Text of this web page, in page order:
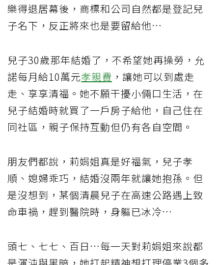
樂得退居幕後，商標和公司自然都是登記兒
子名下，反正將來也是要留給他…
兒子30歲那年結婚了，不希望她再操勞，允
諾每月給10萬元孝親費 ，讓她可以到處走
走、享享清福。她不願干擾小倆口生活，在
兒子結婚時就買了一戶房子給他，自己住在
同社區，親子保持互動但仍有各自空間。
朋友們都說，莉娟姐真是好福氣，兒子孝
順、媳婦乖巧，結婚沒兩年就讓她抱孫。但
是沒想到，某個清晨兒子在高速公路遇上致
命車禍，趕到醫院時，身軀已冰冷…
頭七、七七、百日…每一天對莉娟姐來說都